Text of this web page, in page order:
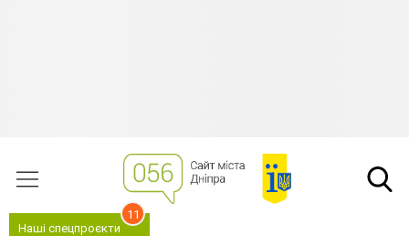
Наші спецпроєкти
11